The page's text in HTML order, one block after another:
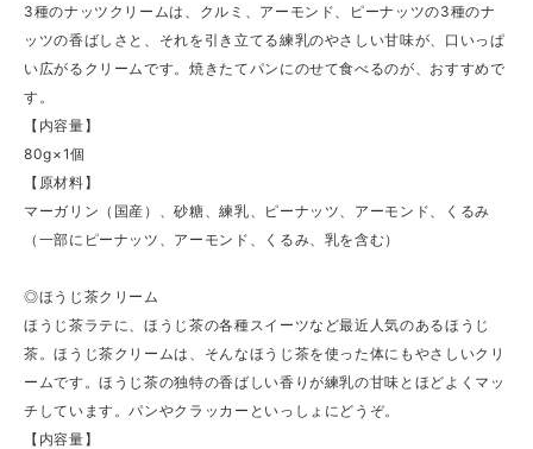
3種のナッツクリームは、クルミ、アーモンド、ピーナッツの3種のナ
ッツの香ばしさと、それを引き立てる練乳のやさしい甘味が、口いっぱ
い広がるクリームです。焼きたてパンにのせて食べるのが、おすすめで
す。
【内容量】
80g×1個
【原材料】
マーガリン（国産）、砂糖、練乳、ピーナッツ、アーモンド、くるみ
（一部にピーナッツ、アーモンド、くるみ、乳を含む）
◎ほうじ茶クリーム
ほうじ茶ラテに、ほうじ茶の各種スイーツなど最近人気のあるほうじ
茶。ほうじ茶クリームは、そんなほうじ茶を使った体にもやさしいクリ
ームです。ほうじ茶の独特の香ばしい香りが練乳の甘味とほどよくマッ
チしています。パンやクラッカーといっしょにどうぞ。
【内容量】